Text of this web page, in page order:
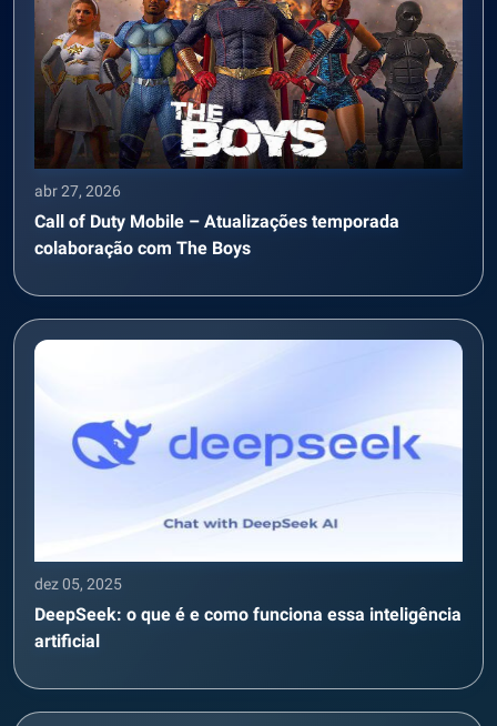
abr 27, 2026
Call of Duty Mobile – Atualizações temporada
colaboração com The Boys
dez 05, 2025
DeepSeek: o que é e como funciona essa inteligência
artificial